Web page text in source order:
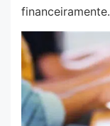
financeiramente.